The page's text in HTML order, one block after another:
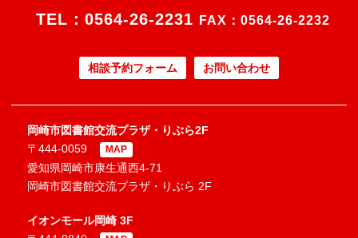
TEL： 0564-26-2231 FAX：0564-26-2232
相談予約フォーム お問い合わせ
岡崎市図書館交流プラザ・りぶら2F
〒444-0059
MAP
愛知県岡崎市康生通西4-71
岡崎市図書館交流プラザ・りぶら 2F
イオンモール岡崎 3F